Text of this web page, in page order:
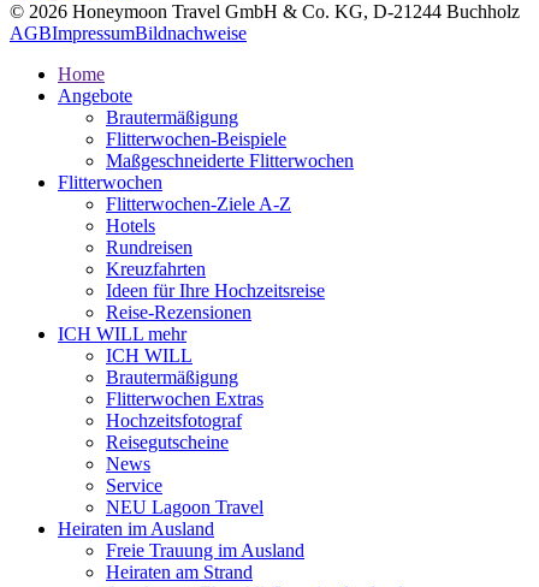
© 2026 Honeymoon Travel GmbH & Co. KG, D-21244 Buchholz
AGBImpressumBildnachweise
Home
Angebote
Brautermäßigung
Flitterwochen-Beispiele
Maßgeschneiderte Flitterwochen
Flitterwochen
Flitterwochen-Ziele A-Z
Hotels
Rundreisen
Kreuzfahrten
Ideen für Ihre Hochzeitsreise
Reise-Rezensionen
ICH WILL mehr
ICH WILL
Brautermäßigung
Flitterwochen Extras
Hochzeitsfotograf
Reisegutscheine
News
Service
NEU Lagoon Travel
Heiraten im Ausland
Freie Trauung im Ausland
Heiraten am Strand